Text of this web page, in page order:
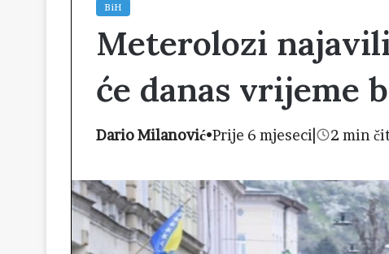
BiH
Meterolozi
će danas vrijeme
Dario Milanović•Prije 6 mjeseci 2 min